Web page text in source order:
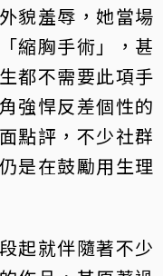
貌羞辱，她當場
縮胸手術」，甚
都不需要此項手
強悍反差個性的
點評，不少社群
是在鼓勵用生理
起就伴隨著不少